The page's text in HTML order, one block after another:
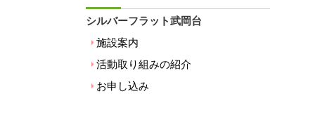
シルバーフラット武岡台
施設案内
活動取り組みの紹介
お申し込み